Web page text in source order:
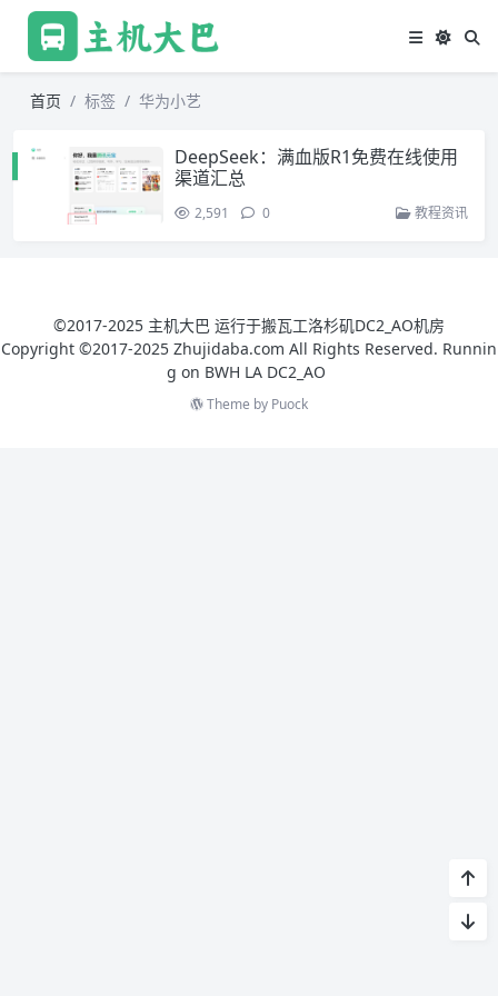
首页 标签 华为小艺
DeepSeek：满血版R1免费在线使用
渠道汇总
2,591 0 教程资讯
©2017-2025 主机大巴 运行于搬瓦工洛杉矶DC2_AO机房
Copyright ©2017-2025 Zhujidaba.com All Rights Reserved. Runnin
g on BWH LA DC2_AO
Theme by Puock